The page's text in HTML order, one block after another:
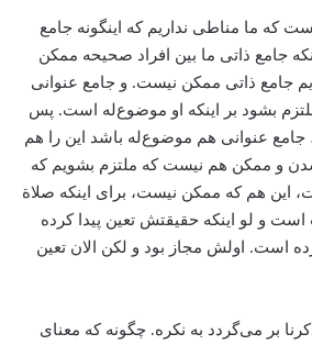
که ما مناطی نداریم که اینگونه جامع
جامع ذاتی ما بین افراد صحیحه ممکن
جامع ذاتی ممکن نیست. و جامع عنوانی
بشود بر اینکه او موضوع‌له است. پس
جامع عنوانی هم موضوع‌له باشد این را هم
و ممکن هم نیست که ملتزم بشویم که
هم که ممکن نیست، برای اینکه صلاة
و لو اینکه حقیقتش تعین پیدا کرده
است. اولش مجاز بود و لکن الان تعین
بر می‌گردد به نکره. چگونه که معنای